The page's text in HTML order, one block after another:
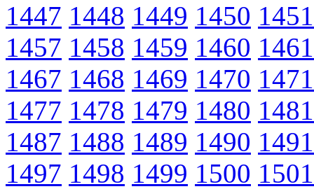
1447 1448 1449 1450 1451
1457 1458 1459 1460 1461
1467 1468 1469 1470 1471
1477 1478 1479 1480 1481
1487 1488 1489 1490 1491
1497 1498 1499 1500 1501